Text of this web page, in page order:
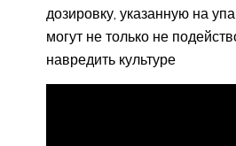
дозировку, указанную на
могут не только не
навредить культуре